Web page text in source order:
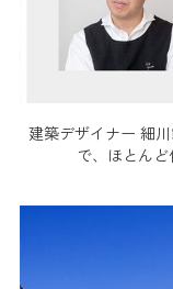
建築デザイナー 細
で、ほとん